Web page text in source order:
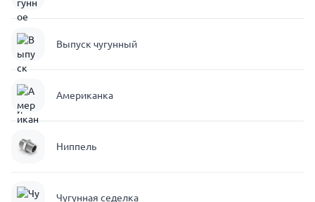
Выпуск чугунный
Американка
Ниппель
Чугунная седелка